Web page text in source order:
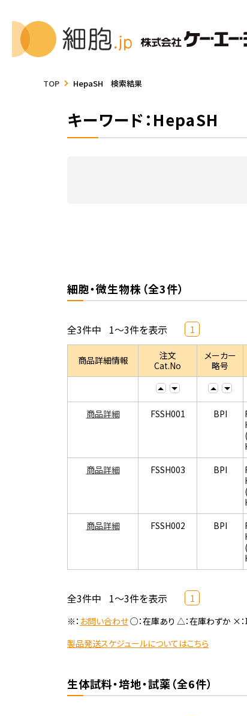
TOP HepaSH 検索結果
キーワード：HepaSH
細胞・微生物株（全3件）
全3件中 1～3件を表示 1
商品詳細情報
注文
Cat.No
メーカー
略号
商品詳細 FSSH001 BPI
商品詳細 FSSH003 BPI
商品詳細 FSSH002 BPI
全3件中 1～3件を表示 1
※： お問い合わせ○：在庫あり △：在庫わずか ×：
製品発送スケジュールについてはこちら
生体試料・培地・試薬（全6件）